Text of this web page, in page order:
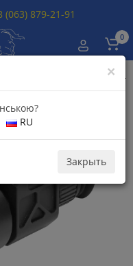
0
Тепловизор ATN
×
RU
Закрыть
(063) 879-21-91